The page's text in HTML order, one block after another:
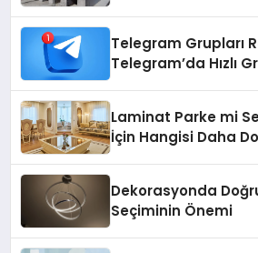
Telegram Grupları
Telegram’da Hızlı
Laminat Parke mi
İçin Hangisi Daha
Dekorasyonda
Seçiminin Önemi